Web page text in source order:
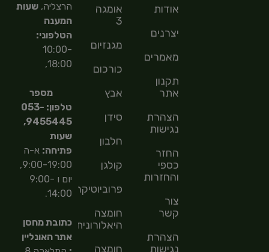
אודות
יצרנים
מאמרים
תקנון
אתר
הצהרת
נגישות
החזר
כספי
והחזרות
צור
קשר
הצהרת
נגישות
אומגה
3
מגנזיום
כורכום
אבץ
סידן
חלבון
קולגן
פרוביוטיקה
חומצה
היאלורונית
חומצה
הרצליה,שעות
המענה
הטלפוני:
10:00-
18:00,
מספר
טלפון: 053-
9455445,
שעות
פתיחה: א-ה
9:00-19:00,
יום ו 9:00-
14:00.
כתובת מחסן
אתר האונליין